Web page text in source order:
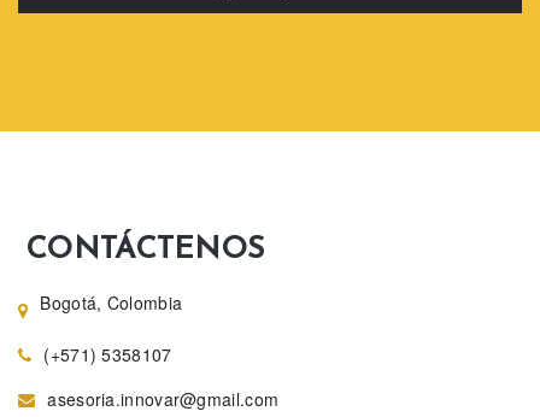
CONTÁCTENOS
Bogotá, Colombia
(+571) 5358107
asesoria.innovar@gmail.com